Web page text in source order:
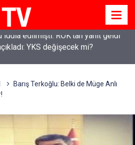
YKS değişecek mi?
Barış Terkoğlu: Belki de Müge Anlı